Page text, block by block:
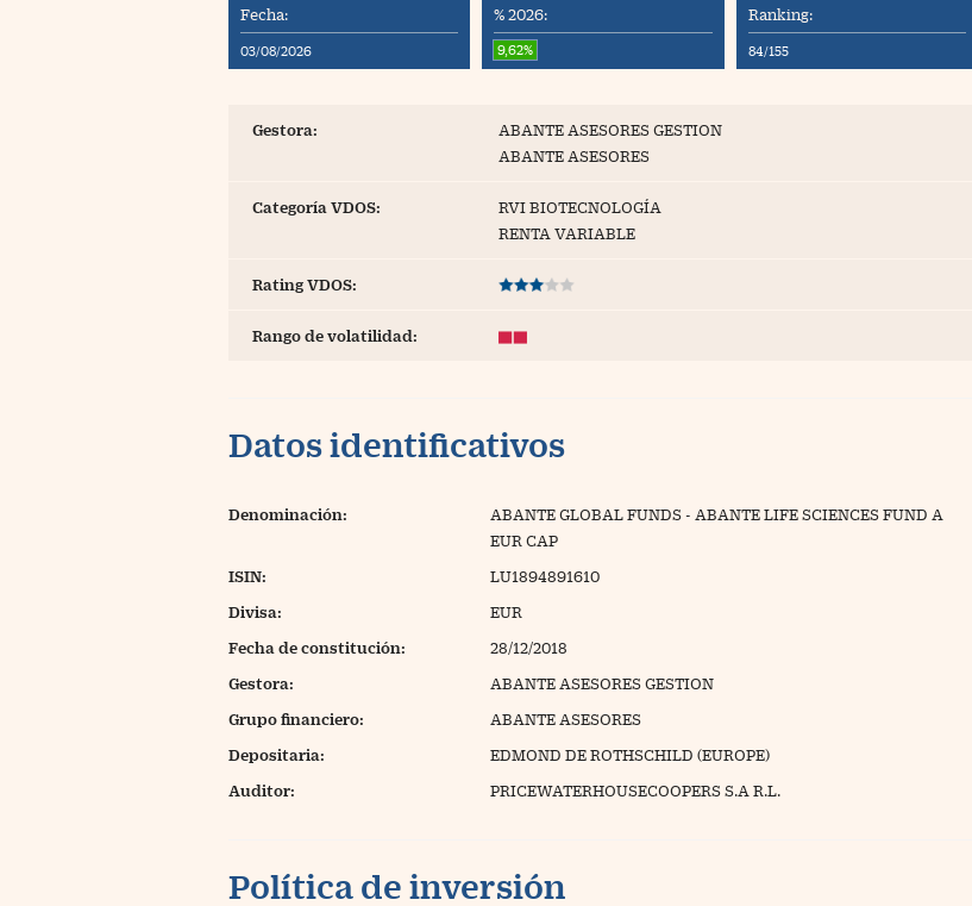
Blogs
Extras
Fecha:
03/08/2026
% 2026:
9,62%
Ranking:
84/155
Gestora:
ABANTE ASESORES GESTION
ABANTE ASESORES
Categoría VDOS:
RVI BIOTECNOLOGÍA
RENTA VARIABLE
Rating VDOS:
Rango de volatilidad:
Datos identificativos
Denominación:
ABANTE GLOBAL FUNDS - ABANTE LIFE SCIENCES FUND A
EUR CAP
ISIN: LU1894891610
Divisa: EUR
Fecha de constitución: 28/12/2018
Gestora: ABANTE ASESORES GESTION
Grupo financiero: ABANTE ASESORES
Depositaria: EDMOND DE ROTHSCHILD (EUROPE)
Auditor: PRICEWATERHOUSECOOPERS S.A R.L.
Política de inversión